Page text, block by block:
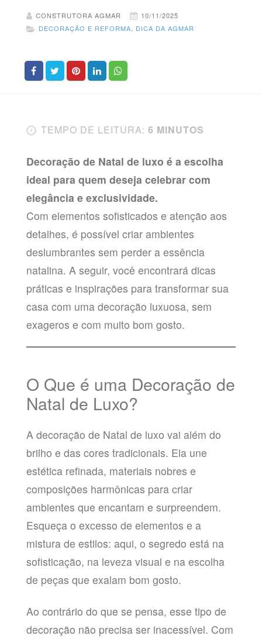
CONSTRUTORA AGMAR
10/11/2025
DECORAÇÃO E REFORMA
DICA DA AGMAR
TEMPO DE LEITURA: 6 MINUTOS
Decoração de Natal de luxo é a escolha
ideal para quem deseja celebrar com
elegância e exclusividade.
Com elementos sofisticados e atenção aos
detalhes, é possível criar ambientes
deslumbrantes sem perder a essência
natalina. A seguir, você encontrará dicas
práticas e inspirações para transformar sua
casa com uma decoração luxuosa, sem
exageros e com muito bom gosto.
O Que é uma Decoração de
Natal de Luxo?
A decoração de Natal de luxo vai além do
brilho e das cores tradicionais. Ela une
estética refinada, materiais nobres e
composições harmônicas para criar
ambientes que encantam e surpreendem.
Esqueça o excesso de elementos e a
mistura de estilos: aqui, o segredo está na
sofisticação, na leveza visual e na escolha
de peças que exalam bom gosto.
Ao contrário do que se pensa, esse tipo de
decoração não precisa ser inacessível. Com